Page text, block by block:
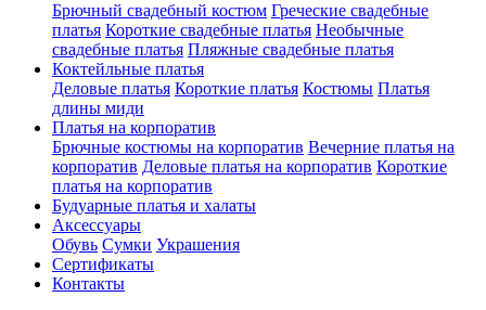
Брючный свадебный костюм Греческие свадебные
платья Короткие свадебные платья Необычные
свадебные платья Пляжные свадебные платья
Коктейльные платья
Деловые платья Короткие платья Костюмы Платья
длины миди
Платья на корпоратив
Брючные костюмы на корпоратив Вечерние платья на
корпоратив Деловые платья на корпоратив Короткие
платья на корпоратив
Будуарные платья и халаты
Аксессуары
Обувь Сумки Украшения
Сертификаты
Контакты